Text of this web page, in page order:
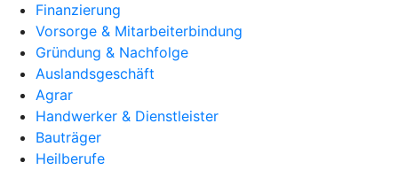
Finanzierung
Vorsorge & Mitarbeiterbindung
Gründung & Nachfolge
Auslandsgeschäft
Agrar
Handwerker & Dienstleister
Bauträger
Heilberufe